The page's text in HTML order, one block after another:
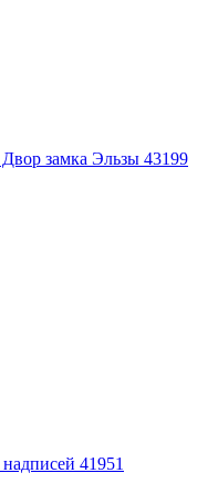
замка Эльзы 43199
41951